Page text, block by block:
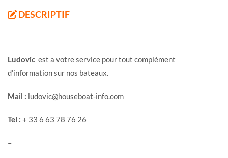
DESCRIPTIF
Ludovic est a votre service pour tout complément
d’information sur nos bateaux.
Mail : ludovic@houseboat-info.com
Tel : + 33 6 63 78 76 26
–